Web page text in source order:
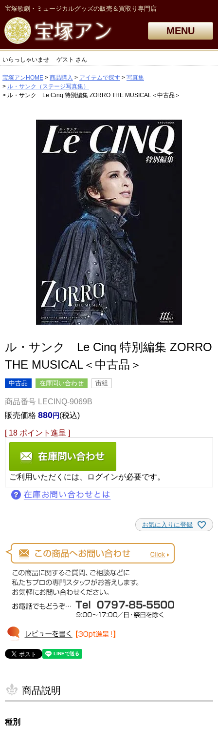
宝塚歌劇・ミュージカルグッズの販売＆買取り専門店
MENU
いらっしゃいませ ゲスト さん
宝塚アンHOME 商品購入 アイテムで探す
写真集
ル・サンク（ステージ写真集）
ル・サンク Le Cinq 特別編集 ZORRO THE MUSICAL＜中古品＞
ル・サンク Le Cinq 特別編集 ZORRO
THE MUSICAL＜中古品＞
中古品 在庫問い合わせ 宙組
商品番号 LECINQ-9069B
販売価格 880 税込
[ 18 ポイント進呈 ]
ご利用いただくには、ログインが必要です。
お気に入りに登録
商品説明
種別